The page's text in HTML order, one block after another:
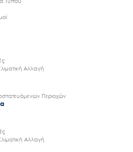
Αλλαγή
Περιοχών
Αλλαγή